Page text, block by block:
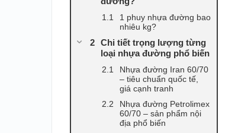
1 phuy nhựa đường bao
nhiêu kg?
Chi tiết trọng lượng từng
loại nhựa đường phổ biến
Nhựa đường Iran 60/70
– tiêu chuẩn quốc tế,
giá cạnh tranh
Nhựa đường Petrolimex
60/70 – sản phẩm nội
địa phổ biến